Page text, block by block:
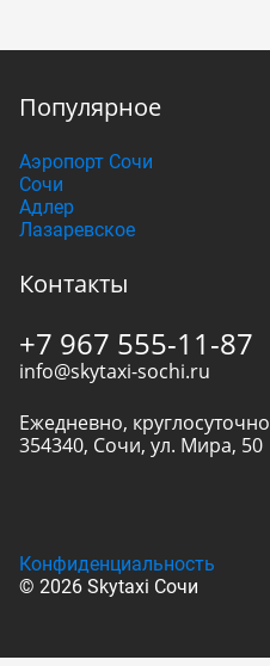
Популярное
Аэропорт Сочи
Сочи
Адлер
Лазаревское
Контакты
+7 967 555-11-87
info@skytaxi-sochi.ru
Ежедневно, круглосуточно
354340, Сочи, ул. Мира, 50
© 2026 Skytaxi Сочи
Конфиденциальность